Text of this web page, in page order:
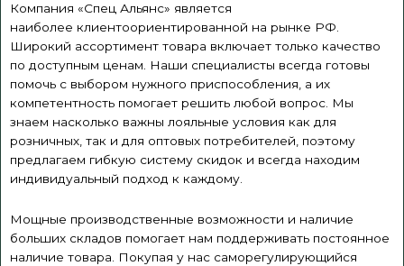
Компания «Спец Альянс» является
наиболее клиентоориентированной на рынке РФ.
Широкий ассортимент товара включает только качество
по доступным ценам. Наши специалисты всегда готовы
помочь с выбором нужного приспособления, а их
компетентность помогает решить любой вопрос. Мы
знаем насколько важны лояльные условия как для
розничных, так и для оптовых потребителей, поэтому
предлагаем гибкую систему скидок и всегда находим
индивидуальный подход к каждому.
Мощные производственные возможности и наличие
больших складов помогает нам поддерживать постоянное
наличие товара. Покупая у нас саморегулирующийся